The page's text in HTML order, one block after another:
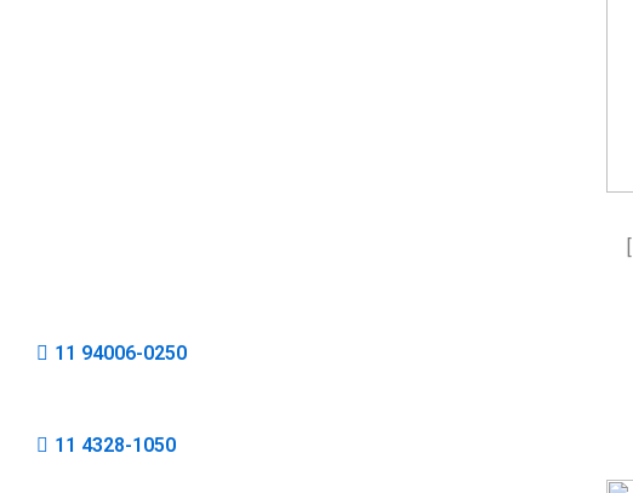
11 94006-0250
11 4328-1050